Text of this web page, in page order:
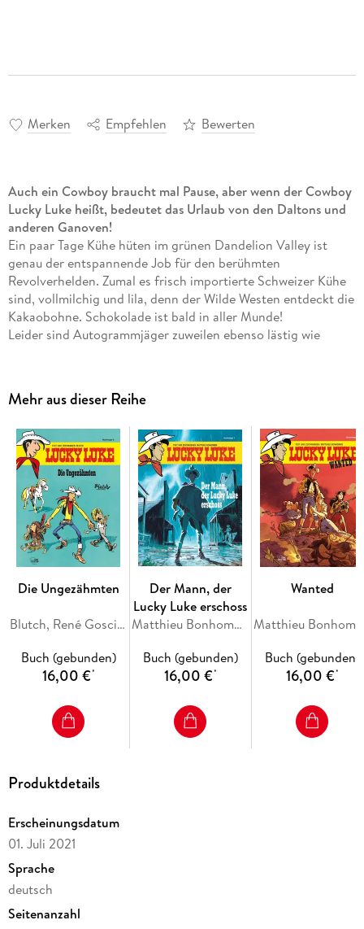
Merken Empfehlen Bewerten
Auch ein Cowboy braucht mal Pause, aber wenn der Cowboy
Lucky Luke heißt, bedeutet das Urlaub von den Daltons und
anderen Ganoven!
Ein paar Tage Kühe hüten im grünen Dandelion Valley ist
genau der entspannende Job für den berühmten
Revolverhelden. Zumal es frisch importierte Schweizer Kühe
sind, vollmilchig und lila, denn der Wilde Westen entdeckt die
Kakaobohne. Schokolade ist bald in aller Munde!
Leider sind Autogrammjäger zuweilen ebenso lästig wie
Terence, die sich vor lauter liebevoller Zuneigung am liebsten
verprügeln. Und genau das führt zu zartbitteren Gerüchten in
der rauen Westernstadt Straight Gulch.
Seit der Kindheit ist Ralf König Bewunderer von Morris und
seinem grandiosen Strich. 'Calamity Jane' war einer der
ersten Comics, die König begeistert studierte, und so darf in
dieser Verbeugung vor dem Großmeister auch die fluchende,
flintenschwingende Legende nicht fehlen. Ein Comicspaß
zum auf der Zunge zergehen lassen!
Mehr aus dieser Reihe
Die Ungezähmten
Blutch, René Goscinny, Morris
Buch (gebunden)
16,00 €*
Der Mann, der
Lucky Luke erschoss
Matthieu Bonhomme
Buch (gebunden)
16,00 €*
Wanted
Buch (gebunden)
16,00 €*
Produktdetails
Erscheinungsdatum
01. Juli 2021
Sprache
deutsch
Seitenanzahl